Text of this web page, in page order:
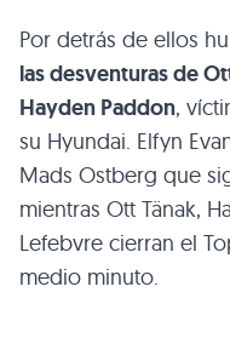
Por detrás de ellos
las desventuras de
Hayden Paddon,
su Hyundai. Elfyn
Mads Ostberg que
mientras Ott Tänak,
Lefebvre cierran el
medio minuto.